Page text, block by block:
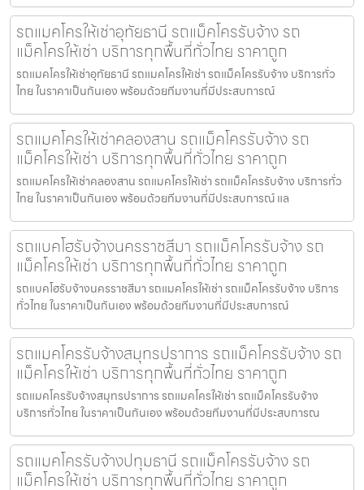
รถแมคโครให้เช่าอุทัยธานี รถแม็คโครรับจ้าง รถ
แม็คโครให้เช่า บริการทุกพื้นที่ทั่วไทย ราคาถูก
รถแมคโครให้เช่าอุทัยธานี รถแมคโครให้เช่า รถแม็คโครรับจ้าง บริการทั่ว
ไทย ในราคาเป็นกันเอง พร้อมด้วยทีมงานที่มีประสบการณ์
รถแมคโครให้เช่าคลองสาน รถแม็คโครรับจ้าง รถ
แม็คโครให้เช่า บริการทุกพื้นที่ทั่วไทย ราคาถูก
รถแมคโครให้เช่าคลองสาน รถแมคโครให้เช่า รถแม็คโครรับจ้าง บริการทั่ว
ไทย ในราคาเป็นกันเอง พร้อมด้วยทีมงานที่มีประสบการณ์ แล
รถแบคโฮรับจ้างนครราชสีมา รถแม็คโครรับจ้าง รถ
แม็คโครให้เช่า บริการทุกพื้นที่ทั่วไทย ราคาถูก
รถแบคโฮรับจ้างนครราชสีมา รถแมคโครให้เช่า รถแม็คโครรับจ้าง บริการ
ทั่วไทย ในราคาเป็นกันเอง พร้อมด้วยทีมงานที่มีประสบการณ์
รถแมคโครรับจ้างสมุทรปราการ รถแม็คโครรับจ้าง รถ
แม็คโครให้เช่า บริการทุกพื้นที่ทั่วไทย ราคาถูก
รถแมคโครรับจ้างสมุทรปราการ รถแมคโครให้เช่า รถแม็คโครรับจ้าง
บริการทั่วไทย ในราคาเป็นกันเอง พร้อมด้วยทีมงานที่มีประสบการณ
รถแมคโครรับจ้างปทุมธานี รถแม็คโครรับจ้าง รถ
แม็คโครให้เช่า บริการทุกพื้นที่ทั่วไทย ราคาถูก